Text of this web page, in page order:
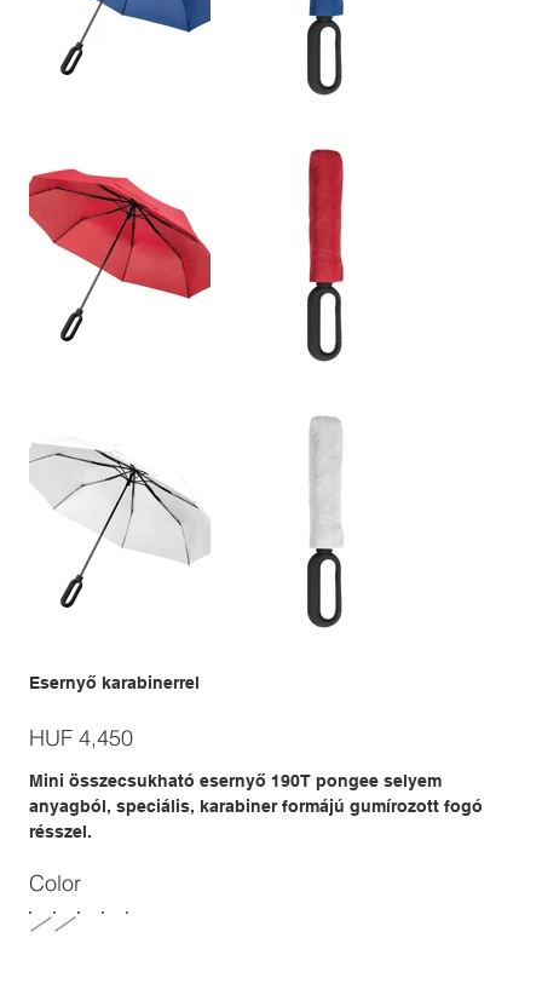
Esernyő karabinerrel
Price
HUF 4,450
Mini összecsukható esernyő 190T pongee selyem
anyagból, speciális, karabiner formájú gumírozott fogó
résszel.
Color